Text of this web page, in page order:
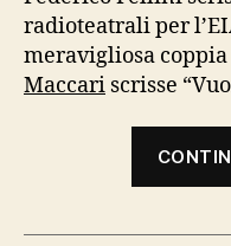
radioteatrali per
meravigliosa
Maccari scrisse